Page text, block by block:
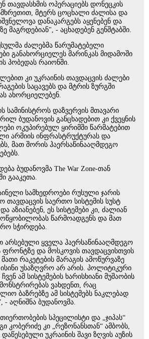
თავდასხმის ოპერაციებს დონეცკის
მტერს ცოცხალი ძალისა და
დანაკარგებს აყენებენ და
მაგრდებიან", - აცხადებენ გენშტაბში.
ძალებმა წარუმატებელი
განახორციელეს მარინკას მიდამოში
პობედას რაიონში.
კი უკრაინის თავდაცვის ძალები
საცავებს და მტრის ზურგში
ახორციელებენ.
სამინისტროს დაზვერვის მთავარი
ბუდანოვის განცხადებით კი ქვეყნის
ოკუპირებულ ყირიმში წარმატებით
არმიის ინფრასტრუქტურას და
მათ შორის ჰაერსაწინააღმდეგო
ბუდანოვმა The War Zone-თან
გააკეთა.
სამხედროები რუსული ჯარის
თავდაცვის საერთო სისტემის სუსტ
აზიანებენ, ეს სისტემები კი, ძალიან
წარმოადგენს და მათ
სჭირდება.
არსებული ყველა ჰაერსაწინააღმდეგო
ფრონტზე და მოსკოვის თავდაცვისთვის
რაკეტების მარაგის ამოწურვაზე
უსაზღვრო არ არის. პოლიტიკური
ამ სისტემების ხარისხიანი მუშაობის
ვახდენთ, რაც
ბაზრებზე ამ სისტემებს ნაკლებად
- აღნიშნა ბუდანოვმა.
სპეცილისტი და „ჯიპას“
კი „რეზონანსთან“ ამბობს,
უკრაინის შავი ზღვის აუზის